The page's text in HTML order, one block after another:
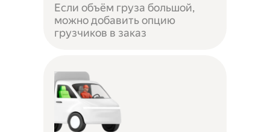
Если объём груза большой,
можно добавить опцию
грузчиков в заказ